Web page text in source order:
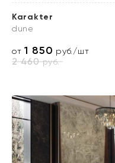
Karakter
dune
от1 850 руб./шт
2 460руб.